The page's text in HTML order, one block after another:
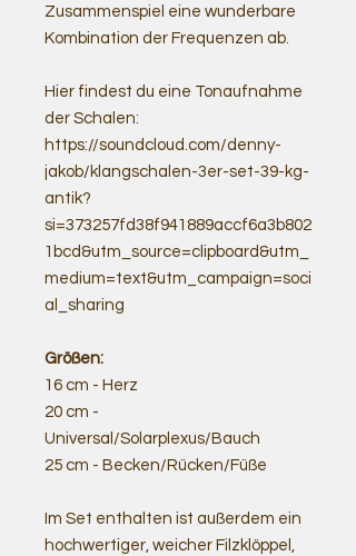
Zusammenspiel eine wunderbare
Kombination der Frequenzen ab.
Hier findest du eine Tonaufnahme
der Schalen:
https://soundcloud.com/denny-
jakob/klangschalen-3er-set-39-kg-
antik?
si=373257fd38f941889accf6a3b802
1bcd&utm_source=clipboard&utm_
medium=text&utm_campaign=soci
al_sharing
Größen:
16 cm - Herz
20 cm -
Universal/Solarplexus/Bauch
25 cm - Becken/Rücken/Füße
Im Set enthalten ist außerdem ein
hochwertiger, weicher Filzklöppel,